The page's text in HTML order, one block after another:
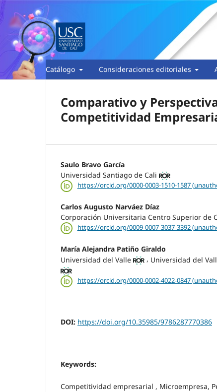
Catálogo Consideraciones editoriales
Comparativo y
Competitividad
Saulo Bravo García
Universidad Santiago de Cali
https://orcid.org/0000-0003-1510-1587
Carlos Augusto Narváez Díaz
Corporación Universitaria Centro Superior de
https://orcid.org/0009-0007-3037-3392
María Alejandra Patiño Giraldo
Universidad del Valle
, Universidad del
https://orcid.org/0000-0002-4022-0847
DOI: https://doi.org/10.35985/9786287770386
Keywords:
Competitividad empresarial , Microempresa,